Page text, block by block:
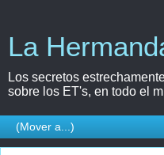
La
Los secretos
sobre los ET's, en todo el